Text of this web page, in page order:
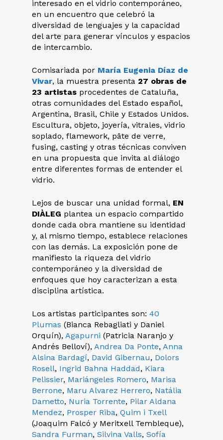
interesado en el vidrio contemporáneo,
en un encuentro que celebró la
diversidad de lenguajes y la capacidad
del arte para generar vínculos y espacios
de intercambio.
Comisariada por María Eugenia Díaz de
Vivar, la muestra presenta 27 obras de
23 artistas procedentes de Cataluña,
otras comunidades del Estado español,
Argentina, Brasil, Chile y Estados Unidos.
Escultura, objeto, joyería, vitrales, vidrio
soplado, flamework, pâte de verre,
fusing, casting y otras técnicas conviven
en una propuesta que invita al diálogo
entre diferentes formas de entender el
vidrio.
Lejos de buscar una unidad formal, EN
DIÀLEG plantea un espacio compartido
donde cada obra mantiene su identidad
y, al mismo tiempo, establece relaciones
con las demás. La exposición pone de
manifiesto la riqueza del vidrio
contemporáneo y la diversidad de
enfoques que hoy caracterizan a esta
disciplina artística.
Los artistas participantes son:40
Plumas (Bianca Rebagliati y Daniel
Orquín),Agapurni (Patricia Naranjo y
Andrés Belloví),Andrea Da Ponte,Anna
Alsina Bardagí, David Gibernau, Dolors
Rosell, Ingrid Bahna Haddad, Kiara
Pelissier, Mariángeles Romero, Marisa
Berrone, Maru Alvarez Herrero, Natália
Dametto, Nuria Torrente, Pilar Aldana
Mendez, Prosper Riba,Quim i Txell
(Joaquim Falcó y Meritxell Tembleque),
Sandra Furman,Silvina Valls,Sofía